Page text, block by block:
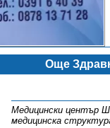
Още
Медицински център
медицинска